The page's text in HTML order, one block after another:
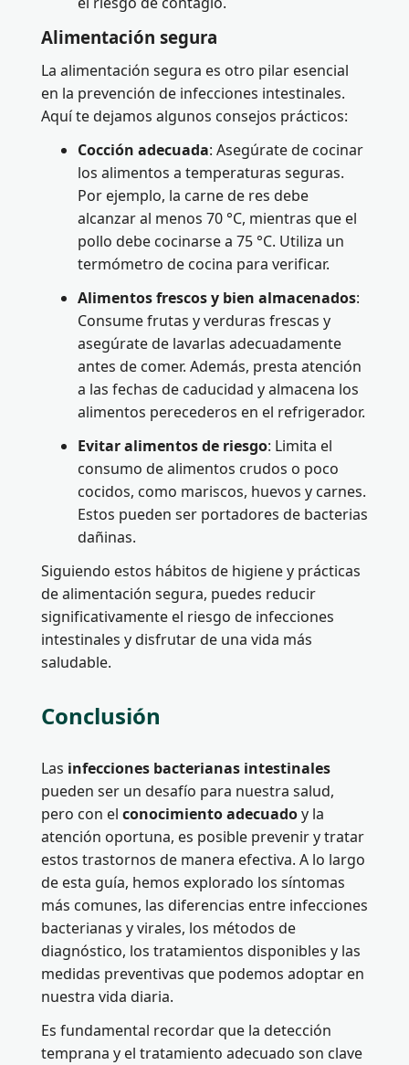
Alimentación segura
La alimentación segura es otro pilar esencial
en la prevención de infecciones intestinales.
Aquí te dejamos algunos consejos prácticos:
Cocción adecuada: Asegúrate de cocinar
los alimentos a temperaturas seguras.
Por ejemplo, la carne de res debe
alcanzar al menos 70 °C, mientras que el
pollo debe cocinarse a 75 °C. Utiliza un
termómetro de cocina para verificar.
Alimentos frescos y bien almacenados:
Consume frutas y verduras frescas y
asegúrate de lavarlas adecuadamente
antes de comer. Además, presta atención
a las fechas de caducidad y almacena los
alimentos perecederos en el refrigerador.
Evitar alimentos de riesgo: Limita el
consumo de alimentos crudos o poco
cocidos, como mariscos, huevos y carnes.
Estos pueden ser portadores de bacterias
dañinas.
Siguiendo estos hábitos de higiene y prácticas
de alimentación segura, puedes reducir
significativamente el riesgo de infecciones
intestinales y disfrutar de una vida más
saludable.
Conclusión
Las infecciones bacterianas intestinales
pueden ser un desafío para nuestra salud,
pero con el conocimiento adecuadoy la
atención oportuna, es posible prevenir y tratar
estos trastornos de manera efectiva. A lo largo
de esta guía, hemos explorado los síntomas
más comunes, las diferencias entre infecciones
bacterianas y virales, los métodos de
diagnóstico, los tratamientos disponibles y las
medidas preventivas que podemos adoptar en
nuestra vida diaria.
Es fundamental recordar que la detección
temprana y el tratamiento adecuado son clave